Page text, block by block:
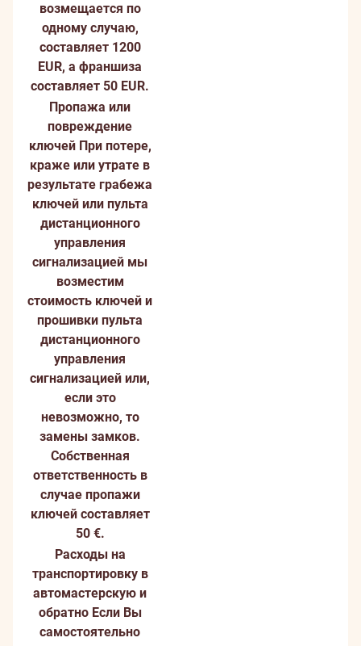
возмещается по
одному случаю,
составляет 1200
EUR, а франшиза
составляет 50 EUR.
Пропажа или
повреждение
ключей При потере,
краже или утрате в
результате грабежа
ключей или пульта
дистанционного
управления
сигнализацией мы
возместим
стоимость ключей и
прошивки пульта
дистанционного
управления
сигнализацией или,
если это
невозможно, то
замены замков.
Собственная
ответственность в
случае пропажи
ключей составляет
50 €.
Расходы на
транспортировку в
автомастерскую и
обратно Если Вы
самостоятельно